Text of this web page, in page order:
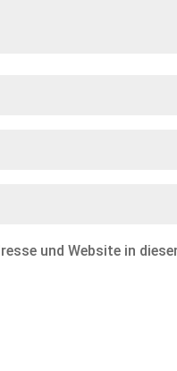
und Website in